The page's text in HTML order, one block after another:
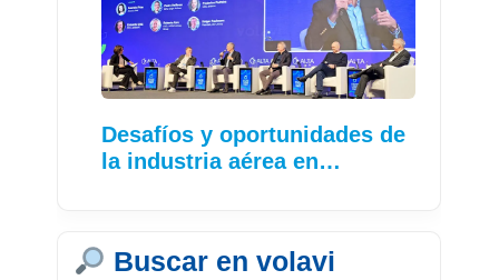
Desafíos y oportunidades de
la industria aérea en…
Buscar en volavi